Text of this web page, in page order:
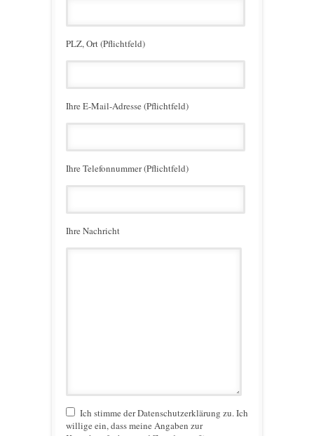
PLZ, Ort (Pflichtfeld)
Ihre E-Mail-Adresse (Pflichtfeld)
Ihre Telefonnummer (Pflichtfeld)
Ihre Nachricht
Ich stimme der Datenschutzerklärung zu. Ich
willige ein, dass meine Angaben zur